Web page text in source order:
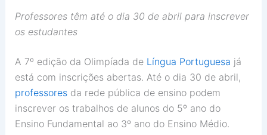
Professores têm até o dia 30 de abril para inscrever
os estudantes
A 7º edição da Olimpíada de Língua Portuguesa já
está com inscrições abertas. Até o dia 30 de abril,
professoresda rede pública de ensino podem
inscrever os trabalhos de alunos do 5º ano do
Ensino Fundamental ao 3º ano do Ensino Médio.